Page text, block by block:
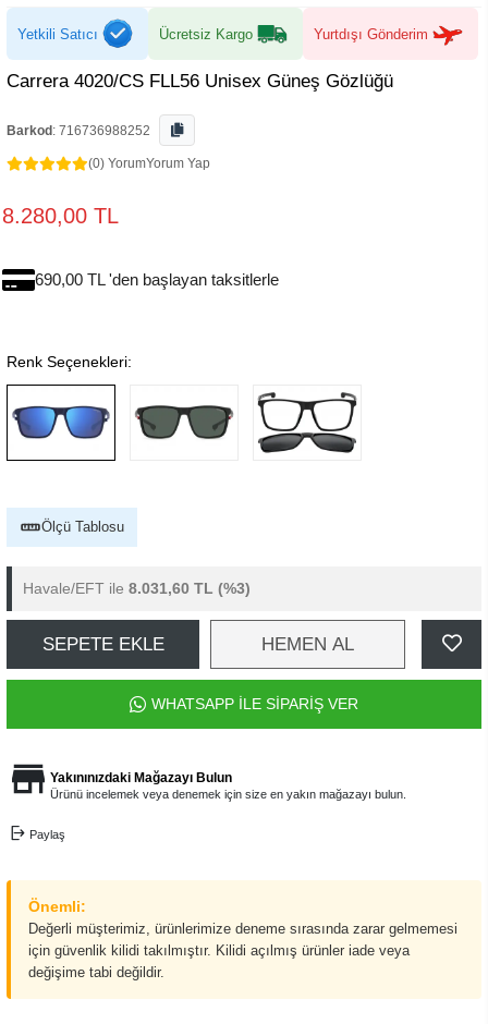
Yetkili Satıcı Ücretsiz Kargo Yurtdışı Gönderim
Carrera 4020/CS FLL56 Unisex Güneş Gözlüğü
Barkod : 716736988252
(0) YorumYorum Yap
8.280,00 TL
690,00 TL 'den başlayan taksitlerle
Renk Seçenekleri:
Ölçü Tablosu
Havale/EFT ile 8.031,60 TL (%3)
SEPETE EKLE HEMEN AL
WHATSAPP İLE SİPARİŞ VER
Yakınınızdaki Mağazayı Bulun
Ürünü incelemek veya denemek için size en yakın mağazayı bulun.
Paylaş
Önemli:
Değerli müşterimiz, ürünlerimize deneme sırasında zarar gelmemesi
için güvenlik kilidi takılmıştır. Kilidi açılmış ürünler iade veya
değişime tabi değildir.